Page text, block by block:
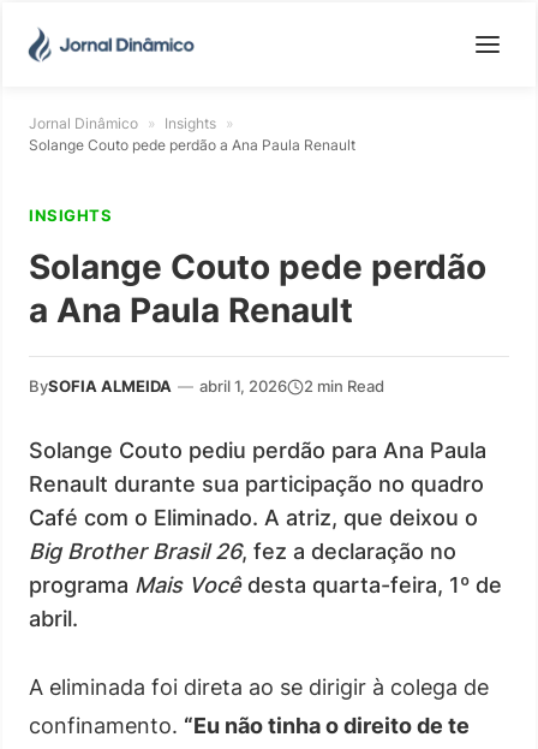
Jornal Dinâmico » Insights »
Solange Couto pede perdão a Ana Paula Renault
INSIGHTS
Solange Couto pede perdão
a Ana Paula Renault
BySOFIA ALMEIDA — abril 1, 2026 2 min Read
Solange Couto pediu perdão para Ana Paula
Renault durante sua participação no quadro
Café com o Eliminado. A atriz, que deixou o
Big Brother Brasil 26, fez a declaração no
programa Mais Vocêdesta quarta-feira, 1º de
abril.
A eliminada foi direta ao se dirigir à colega de
confinamento. “Eu não tinha o direito de te